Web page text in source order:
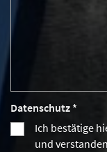
Datenschutz *
Ich bestätige
und